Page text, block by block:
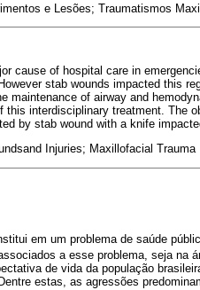
e Lesões; Traumatismos
cause of hospital care in
stab wounds impacted this
maintenance of airway and
this interdisciplinary treatment. The
by stab wound with a knife
Injuries; Maxillofacial Trauma
em um problema de saúde
a esse problema, seja na
de vida da população
estas, as agressões